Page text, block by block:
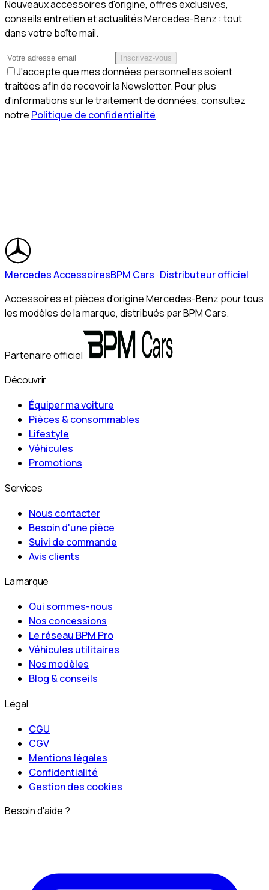
Nouveaux accessoires d'origine, offres exclusives,
conseils entretien et actualités Mercedes-Benz : tout
dans votre boîte mail.
Inscrivez-vous
J'accepte que mes données personnelles soient
traitées afin de recevoir la Newsletter. Pour plus
d'informations sur le traitement de données, consultez
notre Politique de confidentialité.
Mercedes AccessoiresBPM Cars · Distributeur officiel
Accessoires et pièces d'origine Mercedes-Benz pour tous
les modèles de la marque, distribués par BPM Cars.
Partenaire officiel
Découvrir
Équiper ma voiture
Pièces & consommables
Lifestyle
Véhicules
Promotions
Services
Nous contacter
Besoin d'une pièce
Suivi de commande
Avis clients
La marque
Qui sommes-nous
Nos concessions
Le réseau BPM Pro
Véhicules utilitaires
Nos modèles
Blog & conseils
Légal
CGU
CGV
Mentions légales
Confidentialité
Gestion des cookies
Besoin d'aide ?